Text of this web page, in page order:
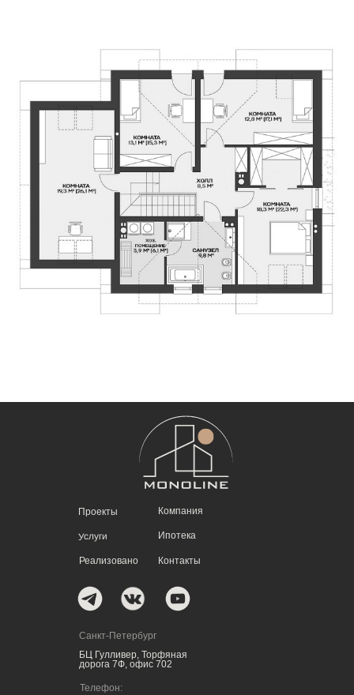
Контакты
Ипотека
Компания
Реализовано
Услуги
БЦ Гулливер, Торфяная
дорога 7Ф, офис 702
Телефон:
Санкт-Петербург
Проекты